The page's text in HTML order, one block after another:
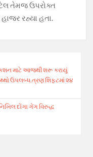
તેમજ ઉપરોક્ત
રહ્યા હતા.
માટે આજથી શરૂ કરાયું
ઉપલબ્ધ.ત્રણ શિફ્ટમાં ૨૪
દોંગા ગેંગ વિરુદ્ધ